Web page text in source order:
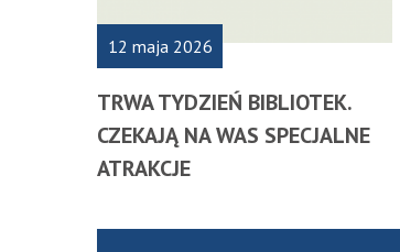
12 maja 2026
TRWA TYDZIEŃ BIBLIOTEK.
CZEKAJĄ NA WAS SPECJALNE
ATRAKCJE